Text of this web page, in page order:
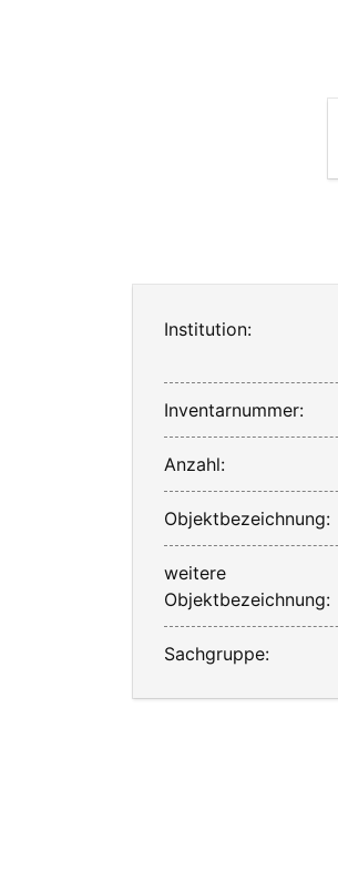
Institution:
Inventarnummer:
Anzahl:
Objektbezeichnung:
weitere
Objektbezeichnung:
Sachgruppe: